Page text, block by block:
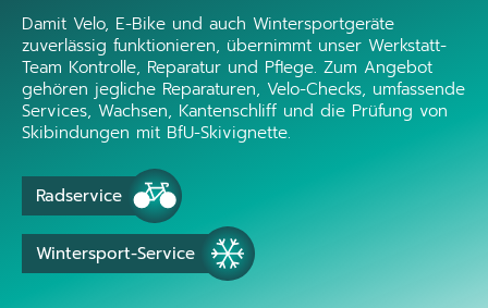
Damit Velo, E-Bike und auch Wintersportgeräte
zuverlässig funktionieren, übernimmt unser Werkstatt-
Team Kontrolle, Reparatur und Pflege. Zum Angebot
gehören jegliche Reparaturen, Velo-Checks, umfassende
Services, Wachsen, Kantenschliff und die Prüfung von
Skibindungen mit BfU-Skivignette.
Radservice
Wintersport-Service